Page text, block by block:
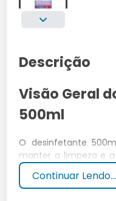
Descrição
Visão Geral
500ml
O desinfetante
manter a limpeza e a
Com sua fórmula
bactérias de forma
Continuar Lendo...